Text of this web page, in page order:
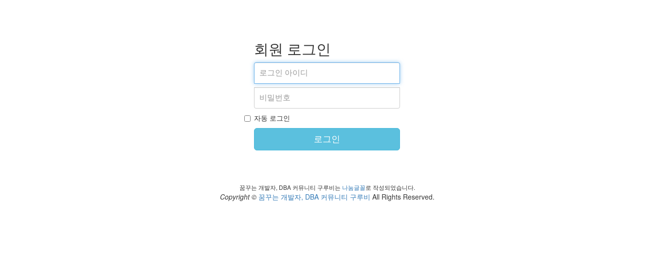
회원 로그인
자동 로그인
로그인
꿈꾸는 개발자, DBA 커뮤니티 구루비는 나눔글꼴로 작성되었습니다.
Copyright © 꿈꾸는 개발자, DBA 커뮤니티 구루비 All Rights Reserved.